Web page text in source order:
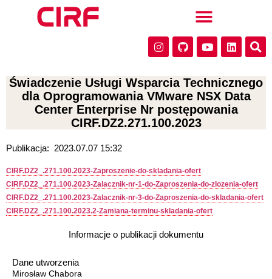
Świadczenie Usługi Wsparcia Technicznego
dla Oprogramowania VMware NSX Data
Center Enterprise Nr postępowania
CIRF.DZ2.271.100.2023
Publikacja: 2023.07.07 15:32
CIRF.DZ2_.271.100.2023-Zaproszenie-do-skladania-ofert
CIRF.DZ2_.271.100.2023-Zalacznik-nr-1-do-Zaproszenia-do-zlozenia-ofert
CIRF.DZ2_.271.100.2023-Zalacznik-nr-3-do-Zaproszenia-do-skladania-ofert
CIRF.DZ2_.271.100.2023.2-Zamiana-terminu-skladania-ofert
Informacje o publikacji dokumentu
Dane utworzenia
Mirosław Chabora